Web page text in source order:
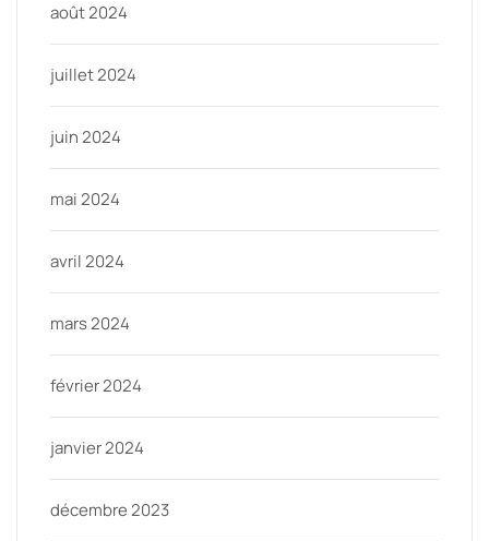
août 2024
juillet 2024
juin 2024
mai 2024
avril 2024
mars 2024
février 2024
janvier 2024
décembre 2023